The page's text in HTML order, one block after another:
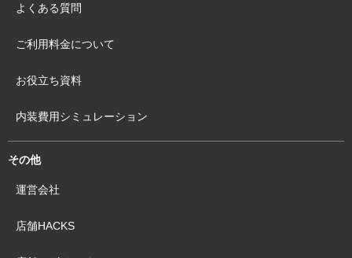
よくある質問
ご利用料金について
お役立ち資料
内装費用シミュレーション
その他
運営会社
店舗HACKS